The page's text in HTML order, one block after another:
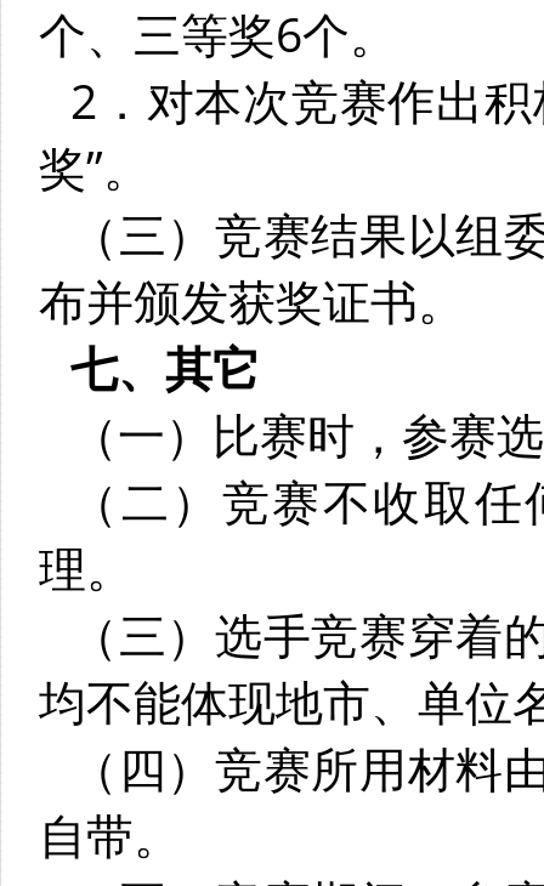
个、三等奖6个。
2．对本次竞赛作出
奖”。
（三）竞赛结果以
布并颁发获奖证书。
七、其它
（一）比赛时，参赛
（二）竞赛不收取
理。
（三）选手竞赛穿
均不能体现地市、单位
（四）竞赛所用材
自带。